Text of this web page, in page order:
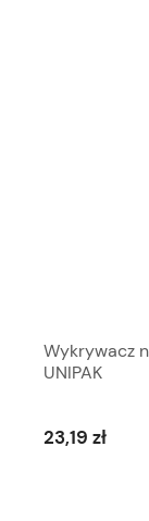
Wykrywacz
UNIPAK
23,19 zł